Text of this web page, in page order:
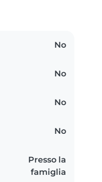
No
No
No
No
Presso la
famiglia